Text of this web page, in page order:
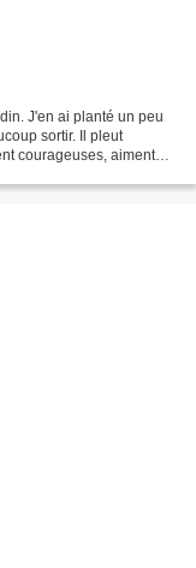
J'en ai planté un peu
sortir. Il pleut
courageuses, aiment